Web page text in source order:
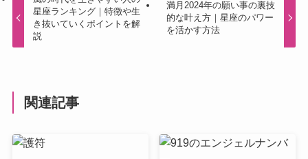
星座ランキング｜特徴や生
き抜いていくポイントを解
説
満月2024年の願い事の裏技
的な叶え方｜星座のパワー
を活かす方法
関連記事